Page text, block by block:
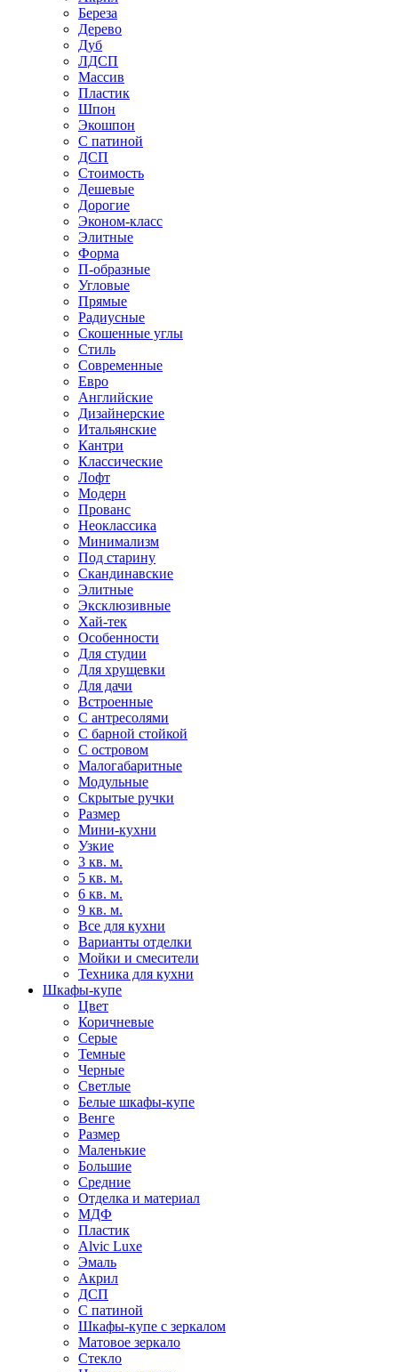
Береза
Дерево
Дуб
ЛДСП
Массив
Пластик
Шпон
Экошпон
С патиной
ДСП
Стоимость
Дешевые
Дорогие
Эконом-класс
Элитные
Форма
П-образные
Угловые
Прямые
Радиусные
Скошенные углы
Стиль
Современные
Евро
Английские
Дизайнерские
Итальянские
Кантри
Классические
Лофт
Модерн
Прованс
Неоклассика
Минимализм
Под старину
Скандинавские
Элитные
Эксклюзивные
Хай-тек
Особенности
Для студии
Для хрущевки
Для дачи
Встроенные
С антресолями
С барной стойкой
С островом
Малогабаритные
Модульные
Скрытые ручки
Размер
Мини-кухни
Узкие
3 кв. м.
5 кв. м.
6 кв. м.
9 кв. м.
Все для кухни
Варианты отделки
Мойки и смесители
Техника для кухни
Шкафы-купе
Цвет
Коричневые
Серые
Темные
Черные
Светлые
Белые шкафы-купе
Венге
Размер
Маленькие
Большие
Средние
Отделка и материал
МДФ
Пластик
Alvic Luxe
Эмаль
Акрил
ДСП
С патиной
Шкафы-купе с зеркалом
Матовое зеркало
Стекло